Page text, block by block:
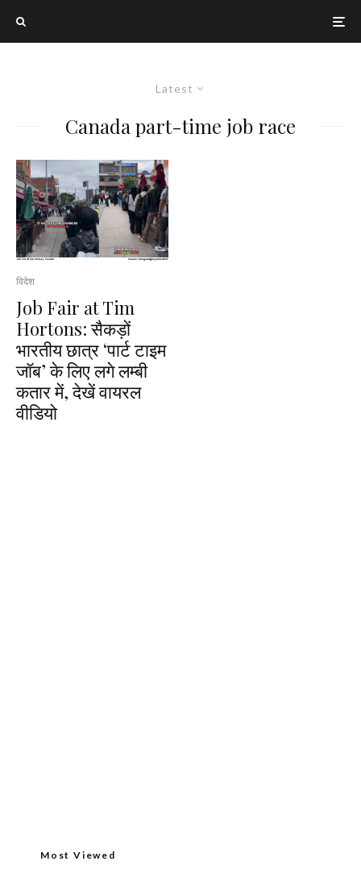
Latest
Canada part-time job race
विदेश
Job Fair at Tim
Hortons: सैकड़ों
भारतीय छात्र ‘पार्ट टाइम
जॉब’ के लिए लगे लम्बी
कतार में, देखें वायरल
वीडियो
Most Viewed